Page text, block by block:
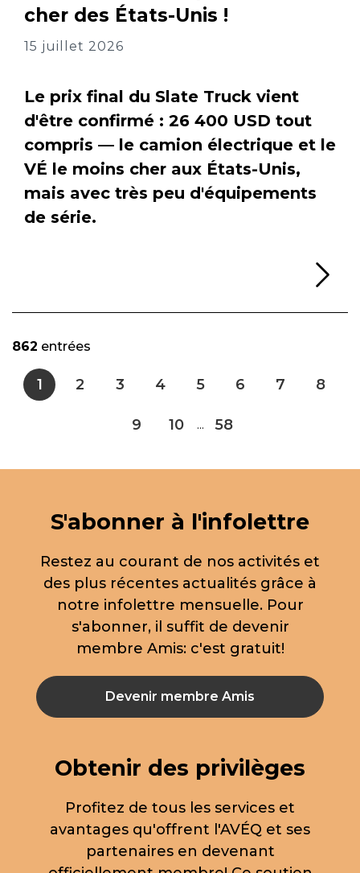
cher des États-Unis !
15 juillet 2026
Le prix final du Slate Truck vient
d'être confirmé : 26 400 USD tout
compris — le camion électrique et le
VÉ le moins cher aux États-Unis,
mais avec très peu d'équipements
de série.
862 entrées
1 2 3 4 5 6 7 8
9 10 ... 58
S'abonner à l'infolettre
Restez au courant de nos activités et
des plus récentes actualités grâce à
notre infolettre mensuelle. Pour
s'abonner, il suffit de devenir
membre Amis: c'est gratuit!
Devenir membre Amis
Obtenir des privilèges
Profitez de tous les services et
avantages qu'offrent l'AVÉQ et ses
partenaires en devenant